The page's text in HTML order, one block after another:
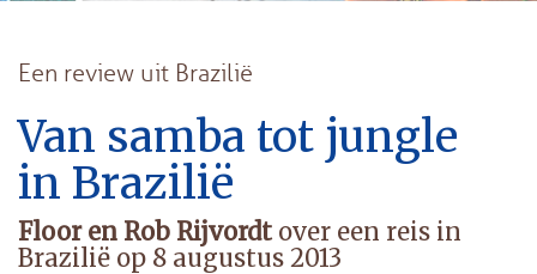
Een review uit Brazilië
Van samba tot jungle
in Brazilië
Floor en Rob Rijvordt over een reis in
Brazilië op 8 augustus 2013